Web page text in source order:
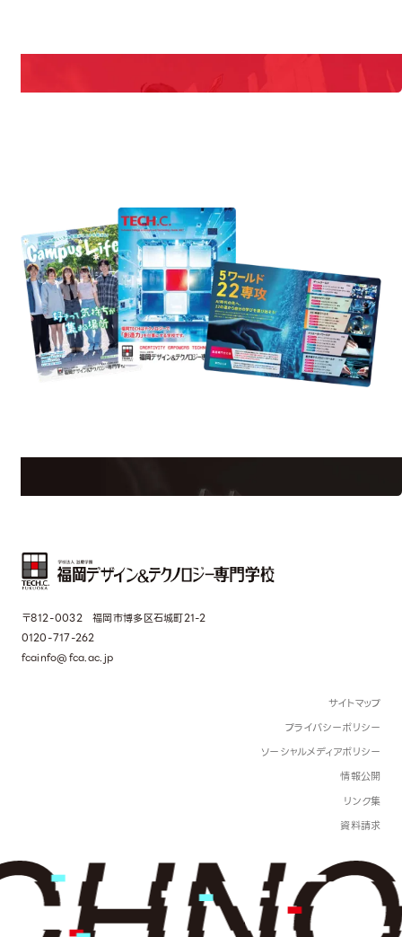
Information
〒812-0032 福岡市博多区石城町21-2
0120-717-262
fcainfo@fca.ac.jp
サイトマップ
プライバシーポリシー
ソーシャルメディアポリシー
情報公開
リンク集
資料請求